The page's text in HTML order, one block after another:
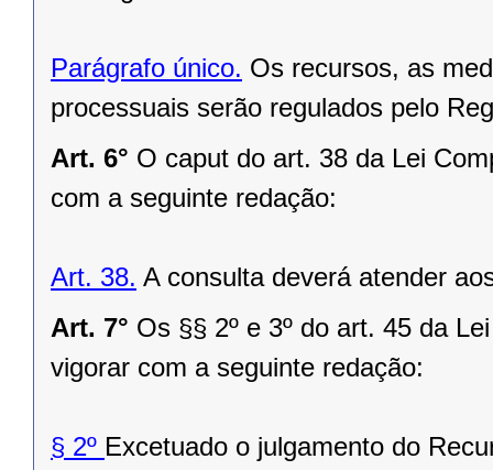
Parágrafo único. Os recursos, as
processuais serão regulados pelo
Art. 6° O caput do art. 38 da Lei
com a seguinte redação:
Art. 38. A consulta deverá atender
Art. 7° Os §§ 2º e 3º do art. 45 da
vigorar com a seguinte redação:
§ 2º Excetuado o julgamento do